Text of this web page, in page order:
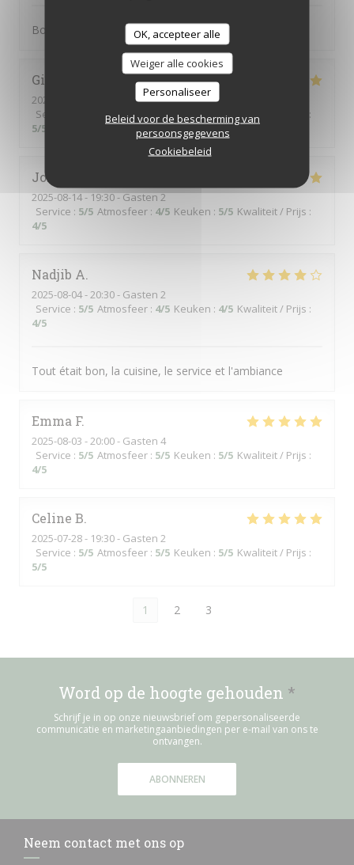
OK, accepteer alle
Weiger alle cookies
Personaliseer
Beleid voor de bescherming van
persoonsgegevens
Cookiebeleid
Bon, service agréable, je recommande
Giulia
2025-08-22
- 21:00 - Gasten 2
Service
Atmosfeer : 5 /5 Keuken:5/5 Kwaliteit / Prijs
:
5/5
Johannes
2025-08-14- 19:30 - Gasten 2
Service : 5/5 Atmosfeer : 4/5 Keuken : 5/5 Kwaliteit / Prijs :
4/5
Nadjib A
2025-08-04- 20:30 - Gasten 2
Service : 5/5 Atmosfeer : 4/5 Keuken : 4/5 Kwaliteit / Prijs :
4/5
Tout était bon, la cuisine, le service et l'ambiance
Emma F
2025-08-03 - 20:00 - Gasten 4
Service : 5/5 Atmosfeer : 5/5 Keuken : 5/5 Kwaliteit / Prijs :
4/5
Celine B
2025-07-28- 19:30 - Gasten 2
Service : 5/5 Atmosfeer : 5/5 Keuken : 5/5 Kwaliteit / Prijs :
5/5
1 2 3
Word op de hoogte gehouden *
Schrijf je in op onze nieuwsbrief om gepersonaliseerde
communicatie en marketingaanbiedingen per e-mail van ons te
ontvangen.
ABONNEREN
Neem contact met ons op